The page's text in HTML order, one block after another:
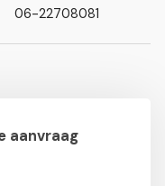
06-22708081
aanvraag